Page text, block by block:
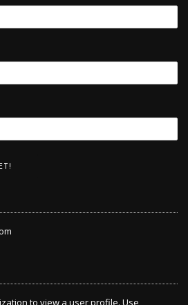
to view a user profile. Use